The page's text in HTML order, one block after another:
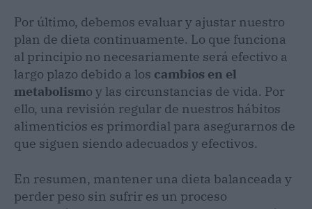
Por último, debemos evaluar y ajustar nuestro
plan de dieta continuamente. Lo que funciona
al principio no necesariamente será efectivo a
largo plazo debido a los cambios en el
metabolismo y las circunstancias de vida. Por
ello, una revisión regular de nuestros hábitos
alimenticios es primordial para asegurarnos de
que siguen siendo adecuados y efectivos.
En resumen, mantener una dieta balanceada y
perder peso sin sufrir es un proceso